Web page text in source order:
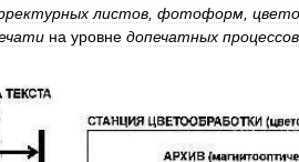
листов фотоформ
на уровне допечатных процессов